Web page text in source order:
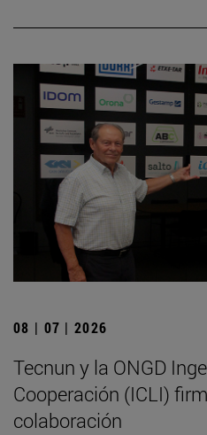
08 | 07 | 2026
Tecnun y la ONGD
Cooperación (ICLI)
colaboración